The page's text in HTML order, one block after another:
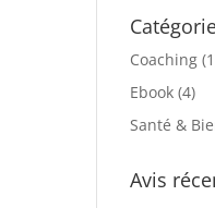
Coaching
Ebook (4)
Santé &
Avis